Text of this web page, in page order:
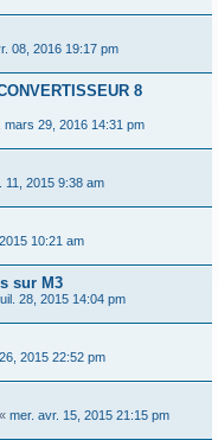
08, 2016 19:17 pm
8
mars 29, 2016 14:31 pm
11, 2015 9:38 am
10:21 am
sur M3
28, 2015 14:04 pm
2015 22:52 pm
« mer. avr. 15, 2015 21:15 pm